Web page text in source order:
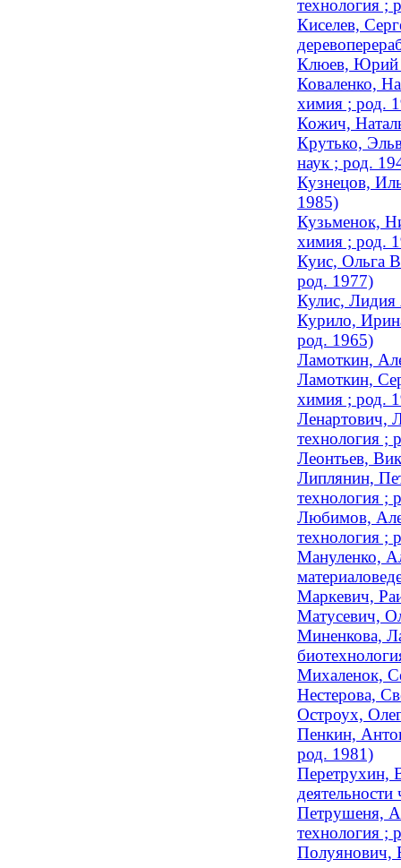
технология ;
Киселев,
Клюев, Юрий
Коваленко,
химия ; род.
Кожич,
Крутько,
наук ; род.
Кузнецов,
1985)
Кузьменок,
химия ; род.
Куис, Ольга
род. 1977)
Кулис, Лидия
Курило,
род. 1965)
Ламоткин,
Ламоткин,
химия ; род.
Ленартович,
технология ;
Леонтьев,
Липлянин,
технология ;
Любимов,
технология ;
Мануленко,
Маркевич,
Матусевич,
Миненкова,
Михаленок,
Нестерова,
Остроух,
Пенкин,
род. 1981)
Перетрухин,
Петрушеня,
технология ;
Полуянович,